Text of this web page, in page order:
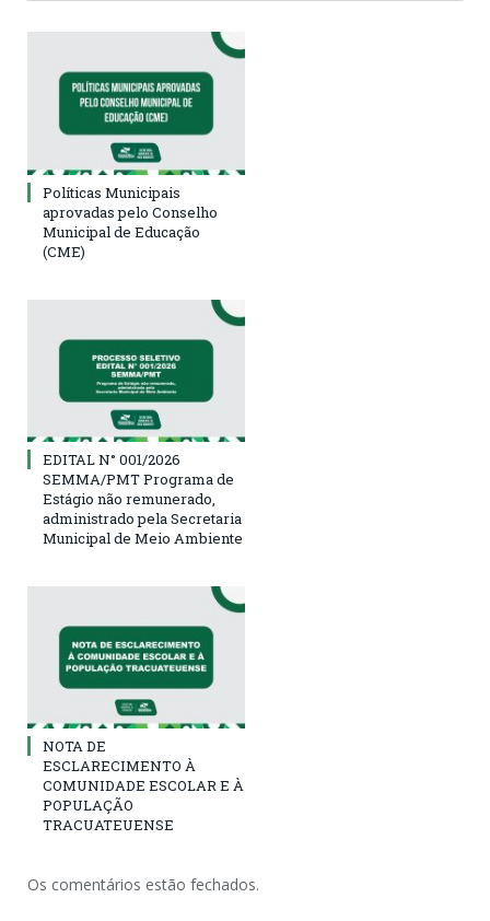
Políticas Municipais
aprovadas pelo Conselho
Municipal de Educação
(CME)
EDITAL N° 001/2026
SEMMA/PMT Programa de
Estágio não remunerado,
administrado pela Secretaria
Municipal de Meio Ambiente
NOTA DE
ESCLARECIMENTO À
COMUNIDADE ESCOLAR E À
POPULAÇÃO
TRACUATEUENSE
Os comentários estão fechados.